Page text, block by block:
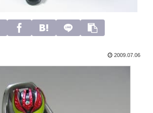
2009.07.06